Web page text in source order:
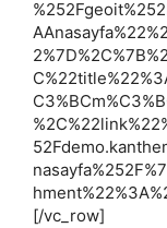
[/vc_row]